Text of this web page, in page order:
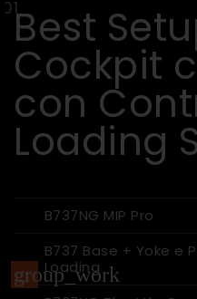
Best
Cockpit
con
Loading
B737NG MIP Pro
B737 Base + Yoke e
Loading
group_work